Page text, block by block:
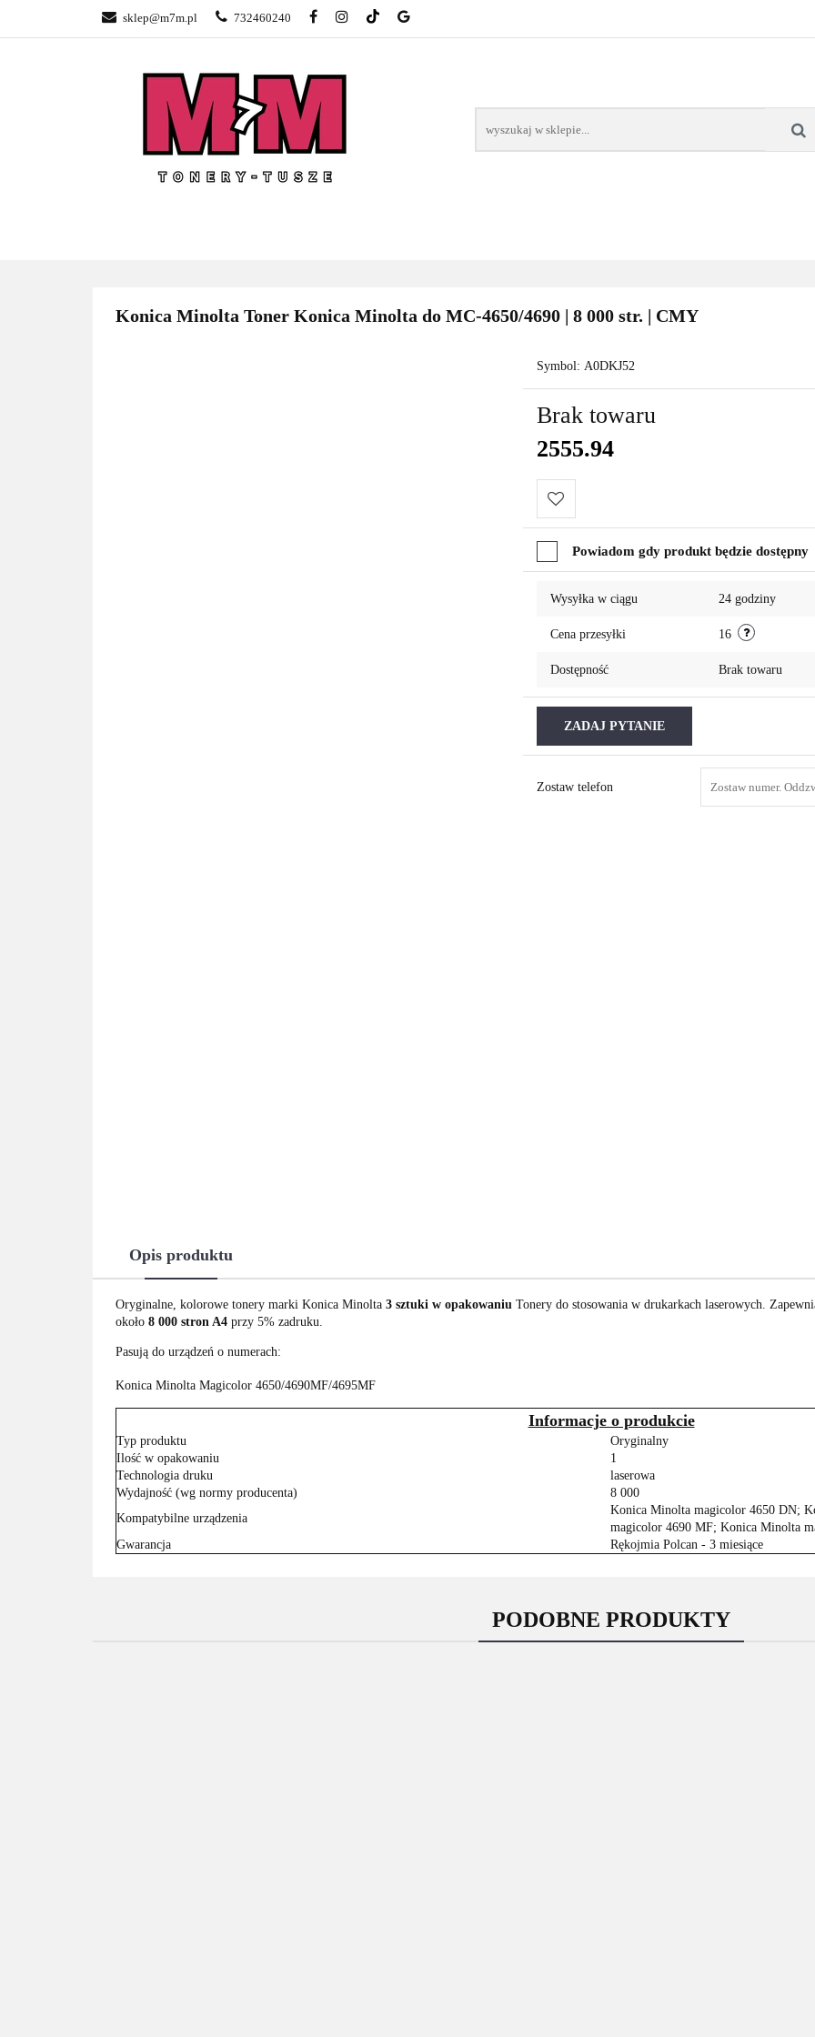
sklep@m7m.pl 732460240SKLEP TONERY POZNAŃ – GŁOGOWSKA
BLOG
Konica Minolta Toner Konica Minolta do MC-4650/4690 | 8 000 str. | CMY
Symbol: A0DKJ52
Brak towaru
2555.94
Do
Powiadom gdy produkt będzie dostępny
Wysyłka w ciągu 24 godziny
Cena przesyłki 16
Dostępność Brak towaru
ZADAJ PYTANIE
Zostaw telefon
Opis produktu
Oryginalne, kolorowe tonery marki Konica Minolta 3 sztuki w opakowaniu Tonery do stosowania w drukarkach laserowych.
około 8 000 stron A4 przy 5% zadruku.
Pasują do urządzeń o numerach:
Konica Minolta Magicolor 4650/4690MF/4695MF
Informacje o produkcie
Typ produktu
Oryginalny
Ilość w opakowaniu
1
Technologia druku
laserowa
Wydajność (wg normy producenta)
8 000
Kompatybilne urządzenia
Konica Minolta magicolor 4650 DN;
magicolor 4690 MF; Konica Minolta
Gwarancja
Rękojmia Polcan - 3 miesiące
PODOBNE PRODUKTY